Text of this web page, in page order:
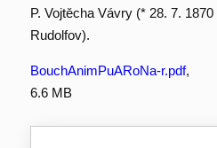
P. Vojtěcha Vávry (* 28. 7.
Rudolfov).
BouchAnimPuARoNa-r.pdf,
6.6 MB